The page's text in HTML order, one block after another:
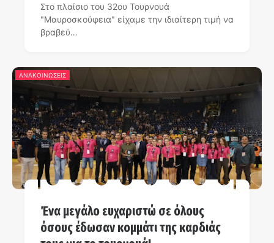
Στο πλαίσιο του 32ου Τουρνουά
"Μαυροσκούφεια" είχαμε την ιδιαίτερη τιμή να
βραβεύ…
ΑΝΑΚΟΙΝΩΣΕΙΣ
Ένα μεγάλο ευχαριστώ σε όλους
όσους έδωσαν κομμάτι της καρδιάς